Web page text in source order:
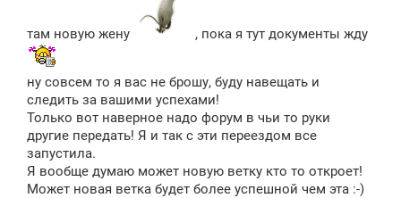
там новую жену , пока я тут документы жду
ну совсем то я вас не брошу, буду навещать и
следить за вашими успехами!
Только вот наверное надо форум в чьи то руки
другие передать! Я и так с эти переездом все
запустила.
Я вообще думаю может новую ветку кто то откроет!
Может новая ветка будет более успешной чем эта :-)